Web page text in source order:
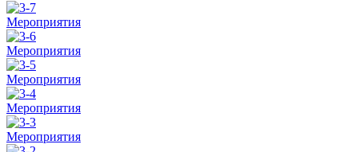
Мероприятия
Мероприятия
Мероприятия
Мероприятия
Мероприятия